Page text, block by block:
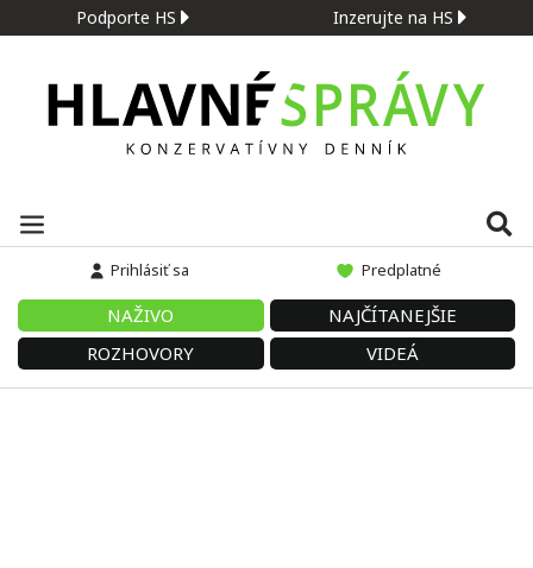
Podporte HS Inzerujte na HS
Prihlásiť sa Predplatné
NAŽIVO
NAJČÍTANEJŠIE
ROZHOVORY
VIDEÁ